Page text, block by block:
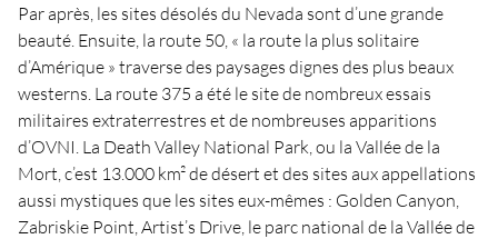
Par après, les sites désolés du Nevada sont d’une grande
beauté. Ensuite, la route 50, « la route la plus solitaire
d’Amérique » traverse des paysages dignes des plus beaux
westerns. La route 375 a été le site de nombreux essais
militaires extraterrestres et de nombreuses apparitions
d’OVNI. La Death Valley National Park, ou la Vallée de la
Mort, c’est 13.000 km² de désert et des sites aux appellations
aussi mystiques que les sites eux-mêmes : Golden Canyon,
Zabriskie Point, Artist’s Drive, le parc national de la Vallée de